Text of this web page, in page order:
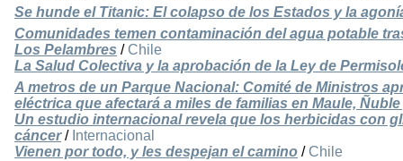
Se hunde el Titanic: El colapso de los Estados y la
Comunidades temen contaminación del agua potable
Los Pelambres / Chile
La Salud Colectiva y la aprobación de la Ley de
A metros de un Parque Nacional: Comité de Ministros
eléctrica que afectará a miles de familias en Maule,
Un estudio internacional revela que los herbicidas con
cáncer/ Internacional
Vienen por todo, y les despejan el camino / Chile